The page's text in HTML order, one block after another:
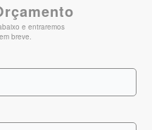
e entraremos
breve.